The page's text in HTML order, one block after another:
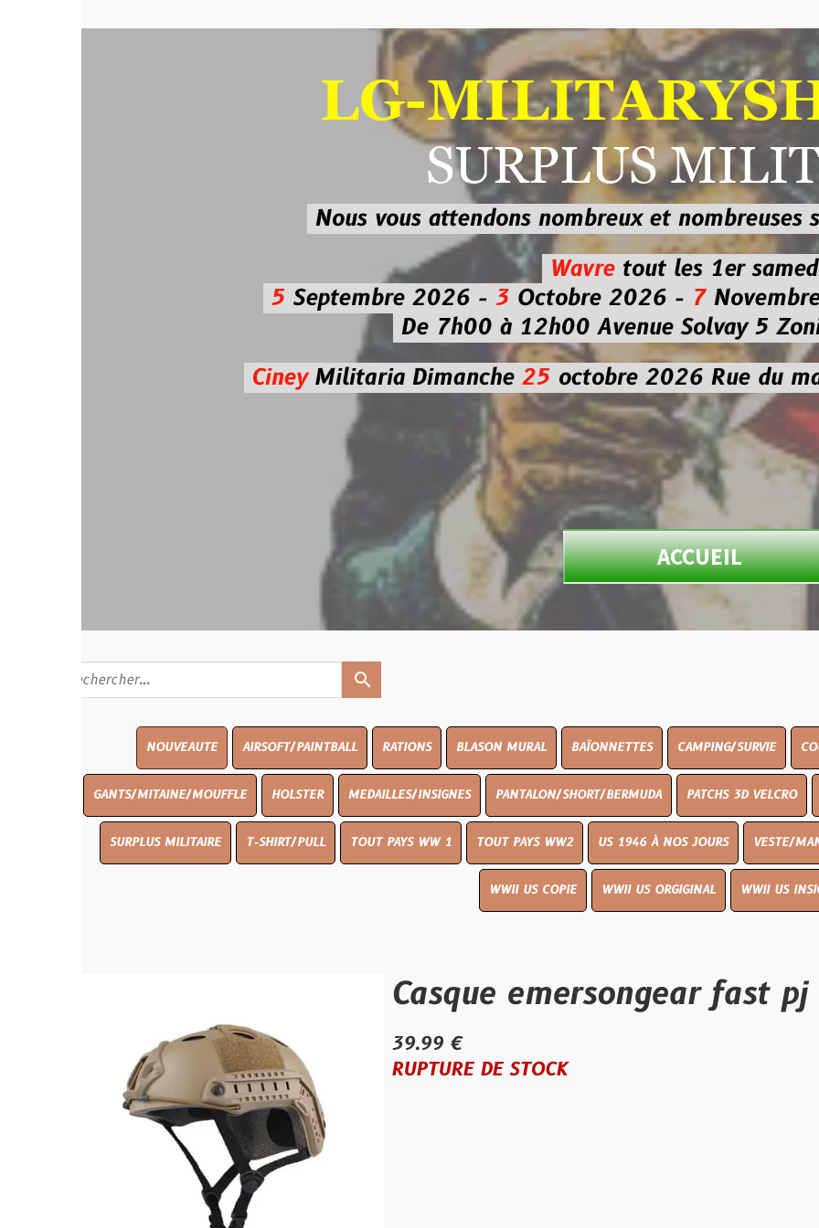
LG-
SURPLUS
Nous vous attendons nombreux et nombreusessur les
Wavre
tout les 1er samedi
Septembre 2026 -3Octobre 2026 - 7Novembre 2026
De 7h00 à 12h00 Avenue Solvay 5 Zoning
MilitariaDimanche25octobre 2026Rue du marché
ACCUEIL
AIRSOFT/PAINTBALL RATIONS BLASON MURAL BAÏONNETTES CAMPING/SURVIE COUTELLERIE
GANTS/MITAINE/MOUFFLE HOLSTER MEDAILLES/INSIGNES PANTALON/SHORT/BERMUDA PATCHS 3D VELCRO PEINTURE
SURPLUS MILITAIRE T-SHIRT/PULL TOUT PAYS WW 1 TOUT PAYS WW2 US 1946 À NOS JOURS VESTE/MANTEAU
WWII US COPIE WWII US ORGIGINAL WWII US INSIGNES
Casque emersongear fast pj
RUPTURE DE STOCK